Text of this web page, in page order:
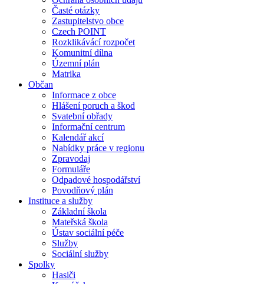
Časté otázky
Zastupitelstvo obce
Czech POINT
Rozklikávácí rozpočet
Komunitní dílna
Územní plán
Matrika
Občan
Informace z obce
Hlášení poruch a škod
Svatební obřady
Informační centrum
Kalendář akcí
Nabídky práce v regionu
Zpravodaj
Formuláře
Odpadové hospodářství
Povodňový plán
Instituce a služby
Základní škola
Mateřská škola
Ústav sociální péče
Služby
Sociální služby
Spolky
Hasiči